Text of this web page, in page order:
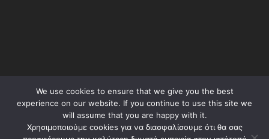
Όροι Χρήσης – Terms of Use
Πολιτική Απορρήτου – Privacy Policy
We use cookies to ensure that we give you the best
experience on our website. If you continue to use this site we
will assume that you are happy with it.
Χρησιμοποιούμε cookies για να διασφαλίσουμε ότι θα σας